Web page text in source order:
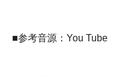
■参考音源：You Tube